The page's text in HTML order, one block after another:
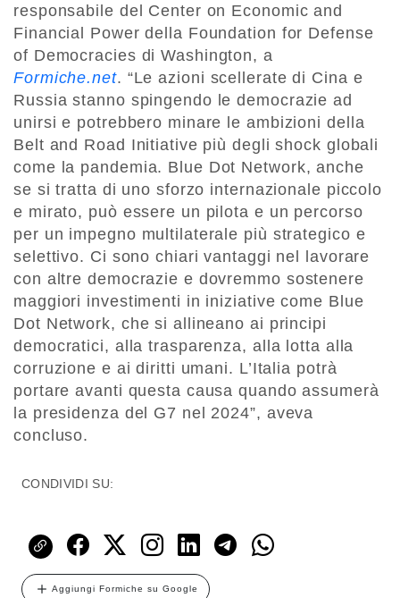
responsabile del Center on Economic and
Financial Power della Foundation for Defense
of Democracies di Washington, a
Formiche.net. “Le azioni scellerate di Cina e
Russia stanno spingendo le democrazie ad
unirsi e potrebbero minare le ambizioni della
Belt and Road Initiative più degli shock globali
come la pandemia. Blue Dot Network, anche
se si tratta di uno sforzo internazionale piccolo
e mirato, può essere un pilota e un percorso
per un impegno multilaterale più strategico e
selettivo. Ci sono chiari vantaggi nel lavorare
con altre democrazie e dovremmo sostenere
maggiori investimenti in iniziative come Blue
Dot Network, che si allineano ai principi
democratici, alla trasparenza, alla lotta alla
corruzione e ai diritti umani. L’Italia potrà
portare avanti questa causa quando assumerà
la presidenza del G7 nel 2024”, aveva
concluso.
CONDIVIDI SU:
Aggiungi Formiche su Google